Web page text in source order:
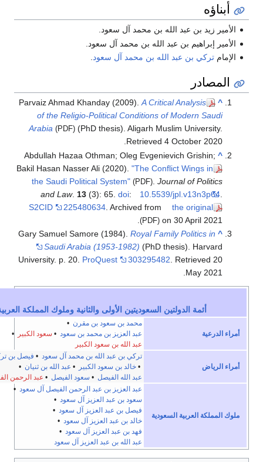
الله بن محمد آل سعود.
بن عبد الله بن محمد آل سعود.
الله بن محمد آل سعود .
Parvaiz Ahmad Khanday (2009).A Critical
of the Religio-Political Conditions of
Arabia (PDF)(PhD thesis). Aligarh Muslim
Retrieved
.
Abdullah Hazaa Othman; Oleg Evgenievich
Bakil Hasan Nasser Ali (2020)."The Conflict
the Saudi Political System" (PDF)
and Law.13(3): 65.doi:
10.5539/
S2CID
225480634. Archived from
(PDF)
Gary Samuel Samore (1984). Royal Family
Saudi Arabia (1953-1982)(PhD
University. p. 20.ProQuest 303295482
السعوديتين الأولى والثانية وملوك المملكة العربية السعودية
عبد العزيز بن محمد بن سعود• سعود الكبير•
تركي بن عبد الله بن محمد آل سعود •فيصل بن تركي
•خالد بن سعود الكبير عبد الله بن ثنيان•
سعود الفيصل• عبد الرحمن الفيصل
السعودية
عبد العزيز بن عبد الرحمن الفيصل آل سعود•
سعود بن عبد العزيز آل سعود•
فيصل بن عبد العزيز آل سعود•
خالد بن عبد العزيز آل سعود•
فهد بن عبد العزيز آل سعود•
عبد الله بن عبد العزيز آل سعود